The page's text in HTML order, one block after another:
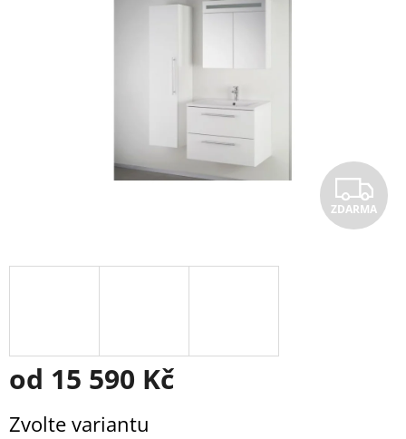
Z
D
ZDARMA
od 15 590 Kč
cena:
Zvolte variantu